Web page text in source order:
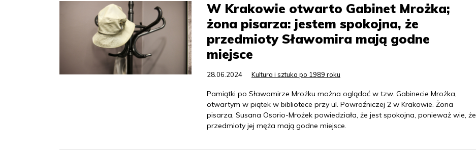
W Krakowie otwarto Gabinet Mrożka;
żona pisarza: jestem spokojna, że
przedmioty Sławomira mają godne
miejsce
28.06.2024 Kultura i sztuka po 1989 roku
Pamiątki po Sławomirze Mrożku można oglądać w tzw. Gabinecie Mrożka,
otwartym w piątek w bibliotece przy ul. Powroźniczej 2 w Krakowie. Żona
pisarza, Susana Osorio-Mrożek powiedziała, że jest spokojna, ponieważ wie, że
przedmioty jej męża mają godne miejsce.